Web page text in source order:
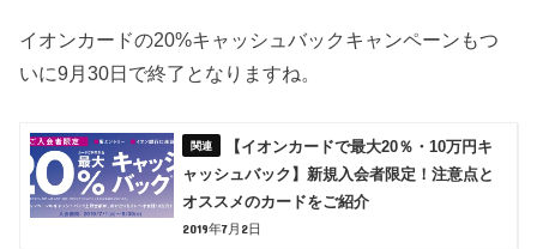
イオンカードの20%キャッシュバックキャンペーンもつ
いに9月30日で終了となりますね。
【イオンカードで最大20％・10万円キ
ャッシュバック】新規入会者限定！注意点と
オススメのカードをご紹介
2019年7月2日